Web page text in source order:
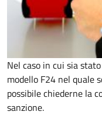
Nel caso in cui sia
modello F24 nel quale
possibile chiederne la
sanzione.